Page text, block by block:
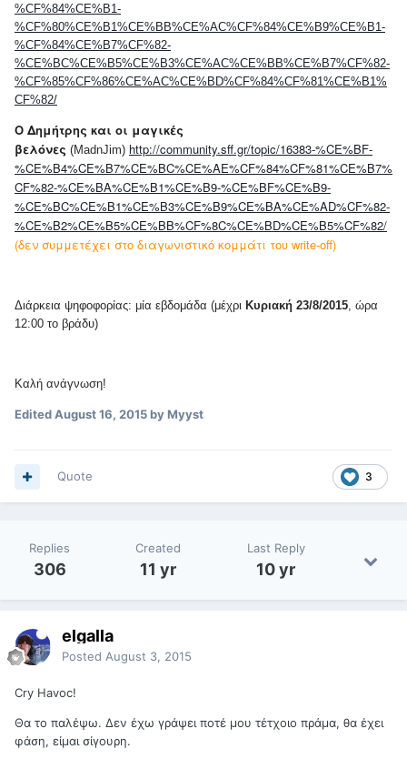
%CF%84%CE%B1-
%CF%80%CE%B1%CE%BB%CE%AC%CF%84%CE%B9%CE%B1-
%CF%84%CE%B7%CF%82-
%CE%BC%CE%B5%CE%B3%CE%AC%CE%BB%CE%B7%CF%82-
%CF%85%CF%86%CE%AC%CE%BD%CF%84%CF%81%CE%B1%
CF%82/
Ο Δημήτρης και οι μαγικές
βελόνες (MadnJim) http://community.sff.gr/topic/16383-%CE%BF-
%CE%B4%CE%B7%CE%BC%CE%AE%CF%84%CF%81%CE%B7%
CF%82-%CE%BA%CE%B1%CE%B9-%CE%BF%CE%B9-
%CE%BC%CE%B1%CE%B3%CE%B9%CE%BA%CE%AD%CF%82-
%CE%B2%CE%B5%CE%BB%CF%8C%CE%BD%CE%B5%CF%82/
(δεν συμμετέχει στο διαγωνιστικό κομμάτι του write-off)
Διάρκεια ψηφοφορίας: μία εβδομάδα (μέχρι Κυριακή 23/8/2015 , ώρα
12:00 το βράδυ)
Καλή ανάγνωση!
EditedAugust 16, 2015by Myyst
3
Quote
Replies
306
Created
11 yr
Last Reply
10 yr
elgalla
Posted August 3, 2015
Cry Havoc!
Θα το παλέψω. Δεν έχω γράψει ποτέ μου τέτχοιο πράμα, θα έχει
φάση, είμαι σίγουρη.